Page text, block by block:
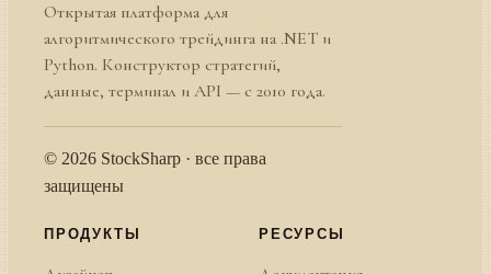
Открытая платформа для
алгоритмического трейдинга на .NET и
Python. Конструктор стратегий,
данные, терминал и API — с 2010 года.
© 2026 StockSharp · все права
защищены
ПРОДУКТЫ РЕСУРСЫ